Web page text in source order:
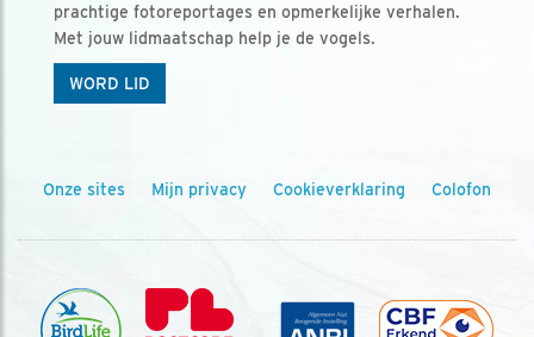
prachtige fotoreportages en opmerkelijke verhalen.
Met jouw lidmaatschap help je de vogels.
WORD LID
Onze sites Mijn privacy Cookieverklaring Colofon